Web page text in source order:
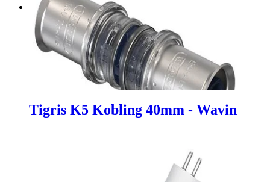
Tigris K5 Kobling 40mm - Wavin